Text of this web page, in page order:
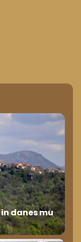
danes mu